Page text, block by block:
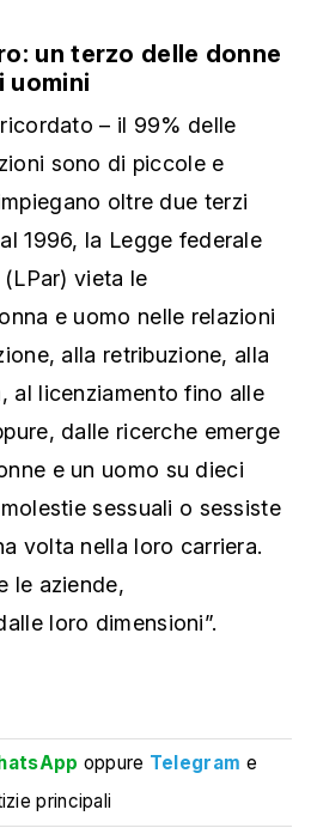
un terzo delle donne
uomini
– il 99% delle
sono di piccole e
oltre due terzi
1996, la Legge federale
vieta le
e uomo nelle relazioni
alla retribuzione, alla
al licenziamento fino alle
dalle ricerche emerge
e un uomo su dieci
sessuali o sessiste
volta nella loro carriera.
le aziende,
loro dimensioni”.
oppure Telegram e
principali